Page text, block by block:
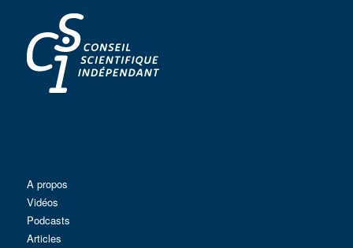
A propos
Vidéos
Podcasts
Articles